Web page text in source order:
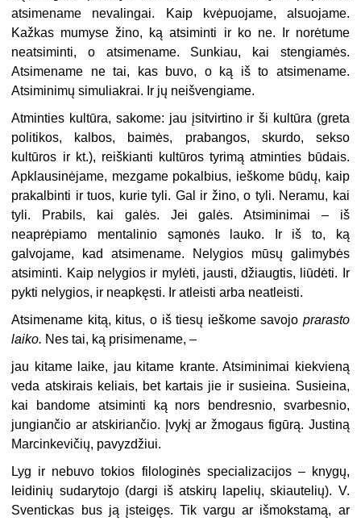
atsimename nevalingai. Kaip kvėpuojame, alsuojame.
Kažkas mumyse žino, ką atsiminti ir ko ne. Ir norėtume
neatsiminti, o atsimename. Sunkiau, kai stengiamės.
Atsimename ne tai, kas buvo, o ką iš to atsimename.
Atsiminimų simuliakrai. Ir jų neišvengiame.
Atminties kultūra, sakome: jau įsitvirtino ir ši kultūra (greta
politikos, kalbos, baimės, prabangos, skurdo, sekso
kultūros ir kt.), reiškianti kultūros tyrimą atminties būdais.
Apklausinėjame, mezgame pokalbius, ieškome būdų, kaip
prakalbinti ir tuos, kurie tyli. Gal ir žino, o tyli. Neramu, kai
tyli. Prabils, kai galės. Jei galės. Atsiminimai – iš
neaprėpiamo mentalinio sąmonės lauko. Ir iš to, ką
galvojame, kad atsimename. Nelygios mūsų galimybės
atsiminti. Kaip nelygios ir mylėti, jausti, džiaugtis, liūdėti. Ir
pykti nelygios, ir neapkęsti. Ir atleisti arba neatleisti.
Atsimename kitą, kitus, o iš tiesų ieškome savojo prarasto
laiko. Nes tai, ką prisimename, –
jau kitame laike, jau kitame krante. Atsiminimai kiekvieną
veda atskirais keliais, bet kartais jie ir susieina. Susieina,
kai bandome atsiminti ką nors bendresnio, svarbesnio,
jungiančio ar atskiriančio. Įvykį ar žmogaus figūrą. Justiną
Marcinkevičių, pavyzdžiui.
Lyg ir nebuvo tokios filologinės specializacijos – knygų,
leidinių sudarytojo (dargi iš atskirų lapelių, skiautelių). V.
Sventickas bus ją įsteigęs. Tik vargu ar išmokstamą, ar